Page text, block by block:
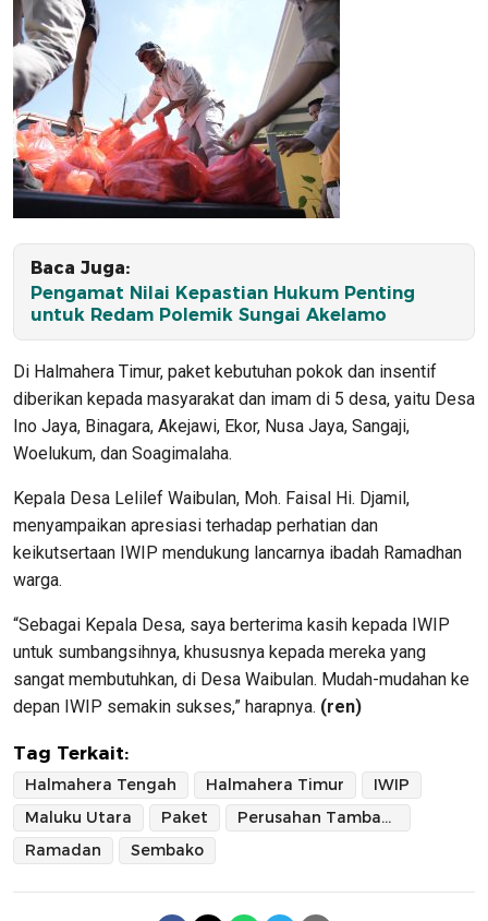
Baca Juga:
Pengamat Nilai Kepastian Hukum Penting
untuk Redam Polemik Sungai Akelamo
Di Halmahera Timur, paket kebutuhan pokok dan insentif
diberikan kepada masyarakat dan imam di 5 desa, yaitu Desa
Ino Jaya, Binagara, Akejawi, Ekor, Nusa Jaya, Sangaji,
Woelukum, dan Soagimalaha.
Kepala Desa Lelilef Waibulan, Moh. Faisal Hi. Djamil,
menyampaikan apresiasi terhadap perhatian dan
keikutsertaan IWIP mendukung lancarnya ibadah Ramadhan
warga.
“Sebagai Kepala Desa, saya berterima kasih kepada IWIP
untuk sumbangsihnya, khususnya kepada mereka yang
sangat membutuhkan, di Desa Waibulan. Mudah-mudahan ke
depan IWIP semakin sukses,” harapnya. (ren)
Tag Terkait:
Halmahera Tengah Halmahera Timur
IWIP
Maluku Utara
Paket
Perusahan Tambang
Ramadan
Sembako